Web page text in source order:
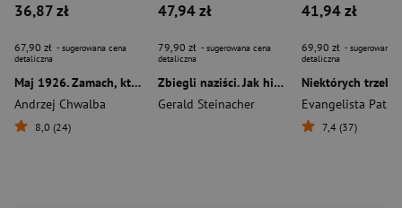
36,87 zł
67,90 zł - sugerowana cena
detaliczna
Maj 1926. Zamach, którego miało nie być
Andrzej Chwalba
8,0 (24)
47,94 zł
79,90 zł - sugerowana cena
detaliczna
Zbiegli naziści. Jak hitlerowscy zbrodniarze uciekli przed sprawiedliwością wyd. 3
Gerald Steinacher
41,94 zł
69,90 zł - sugerowana
detaliczna
Evangelista
7,4 (37)